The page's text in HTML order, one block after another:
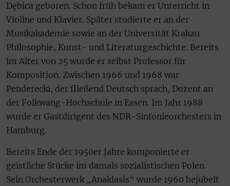
Dębica geboren. Schon früh bekam er Unterricht in
Violine und Klavier. Später studierte er an der
Musikakademie sowie an der Universität Krakau
Philosophie, Kunst- und Literaturgeschichte. Bereits
im Alter von 25 wurde er selbst Professor für
Komposition. Zwischen 1966 und 1968 war
Penderecki, der fließend Deutsch sprach, Dozent an
der Folkwang-Hochschule in Essen. Im Jahr 1988
wurde er Gastdirigent des NDR-Sinfonieorchesters in
Hamburg.
Bereits Ende der 1950er Jahre komponierte er
geistliche Stücke im damals sozialistischen Polen.
Sein Orchesterwerk „Anaklasis“ wurde 1960 bejubelt